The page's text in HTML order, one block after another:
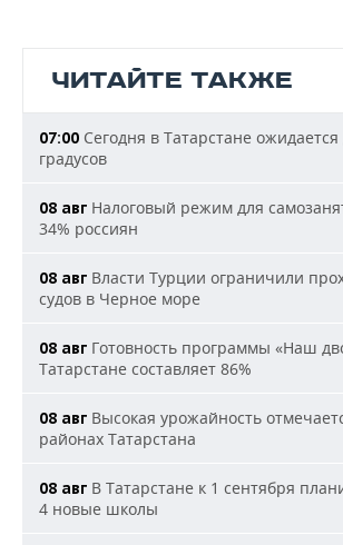
ЧИТАЙТЕ ТАКЖЕ
07:00 Сегодня в Татарстане ожидается
градусов
08 авг Налоговый режим для
34% россиян
08 авг Власти Турции ограничили
судов в Черное море
08 авг Готовность программы «Наш
Татарстане составляет 86%
08 авг Высокая урожайность
районах Татарстана
08 авг В Татарстане к 1 сентября
4 новые школы